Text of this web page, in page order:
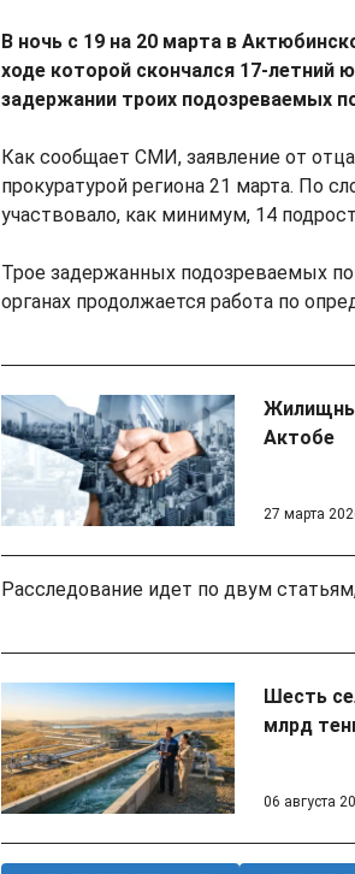
В ночь с 19 на 20 марта в
ходе которой скончался 17-летний
задержании троих подозреваемых
Как сообщает СМИ, заявление от
прокуратурой региона 21 марта. По
участвовало, как минимум, 14
Трое задержанных подозреваемых
органах продолжается работа по
Актобе
27 марта
Расследование идет по двум
Шесть
млрд
06 августа